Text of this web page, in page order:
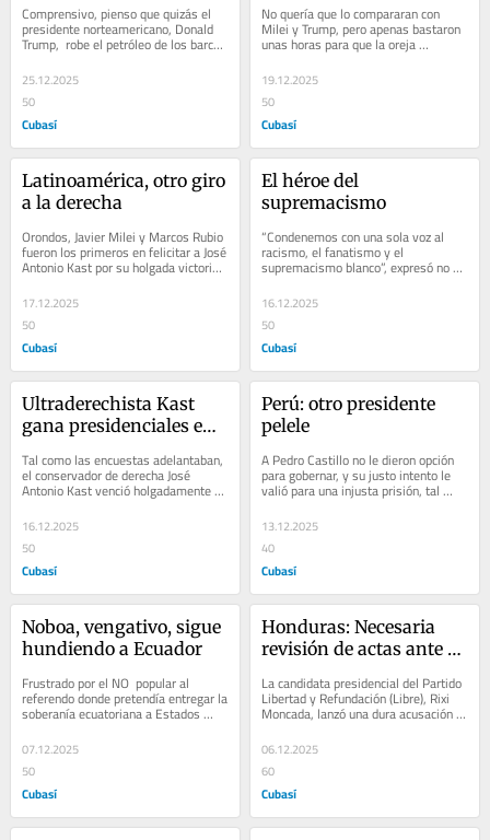
Comprensivo, pienso que quizás el
presidente norteamericano, Donald
Trump,  robe el petróleo de los barcos
venezolanos que raptó hace unos
días y...
25.12.2025
50
Cubasí
No quería que lo compararan con
Milei y Trump, pero apenas bastaron
unas horas para que la oreja
pinochetista le picara y raudo partió a
celebrar su...
19.12.2025
50
Cubasí
Latinoamérica, otro giro
a la derecha
Orondos, Javier Milei y Marcos Rubio
fueron los primeros en felicitar a José
Antonio Kast por su holgada victoria
en las elecciones presidenciales de...
17.12.2025
50
Cubasí
El héroe del
supremacismo
“Condenemos con una sola voz al
racismo, el fanatismo y el
supremacismo blanco”, expresó no
hace mucho Donald Trump, al
condenar una de las...
16.12.2025
50
Cubasí
Ultraderechista Kast
gana presidenciales en
Tal como las encuestas adelantaban,
el conservador de derecha José
Antonio Kast venció holgadamente a
la candidata  de la izquierda, la
comunista...
16.12.2025
50
Cubasí
Perú: otro presidente
pelele
A Pedro Castillo no le dieron opción
para gobernar, y su justo intento le
valió para una injusta prisión, tal
como lo fraguó la oligarquía que...
13.12.2025
40
Cubasí
Noboa, vengativo, sigue
hundiendo a Ecuador
Frustrado por el NO  popular al
referendo donde pretendía entregar la
soberanía ecuatoriana a Estados
llorar el...
07.12.2025
50
Cubasí
Honduras: Necesaria
revisión de actas ante
La candidata presidencial del Partido
Libertad y Refundación (Libre), Rixi
Moncada, lanzó una dura acusación
contra el presidente de Estados...
06.12.2025
60
Cubasí